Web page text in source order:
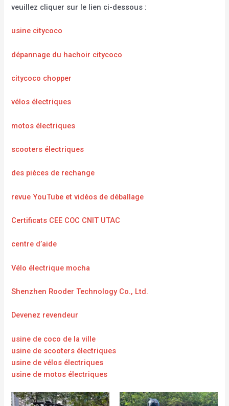
veuillez cliquer sur le lien ci-dessous :
usine citycoco
dépannage du hachoir citycoco
citycoco chopper
vélos électriques
motos électriques
scooters électriques
des pièces de rechange
revue YouTube et vidéos de déballage
Certificats CEE COC CNIT UTAC
centre d’aide
Vélo électrique mocha
Shenzhen Rooder Technology Co., Ltd.
Devenez revendeur
usine de coco de la ville
usine de scooters électriques
usine de vélos électriques
usine de motos électriques